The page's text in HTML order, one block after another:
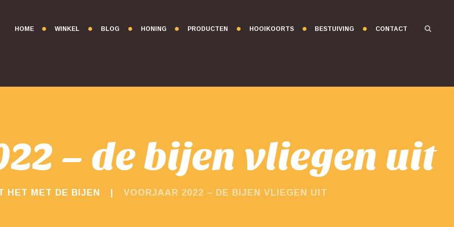
HOME WINKEL BLOG HONING PRODUCTEN HOOIKOORTS BESTUIVING CONTACT
– de bijen vliegen uit
HET MET DE BIJEN VOORJAAR 2022 – DE BIJEN VLIEGEN UIT